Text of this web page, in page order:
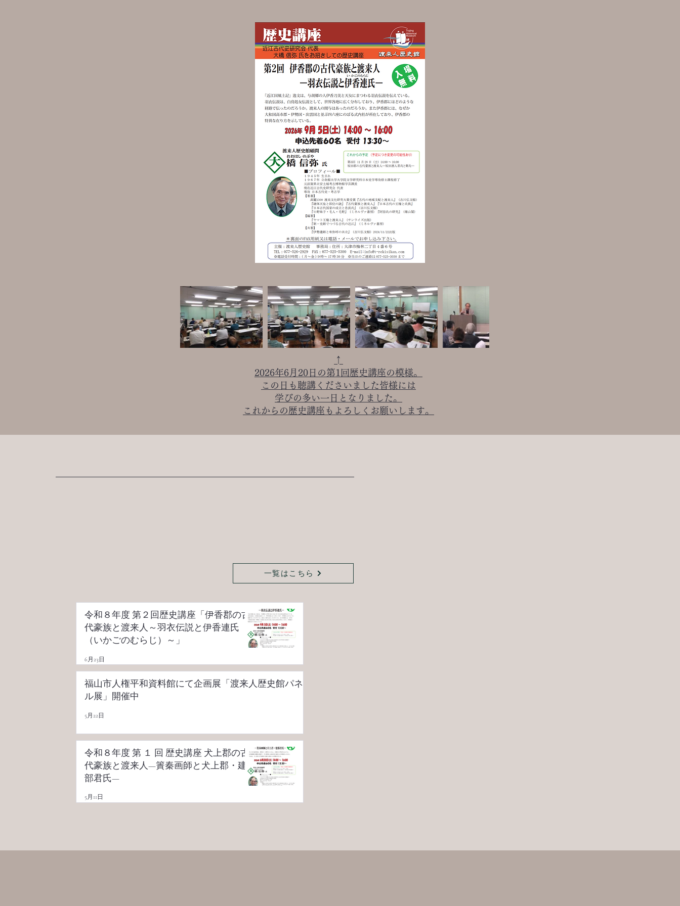
↑
2026年6月20日の第1回歴史講座の模様。
この日も聴講くださいました皆様には
学びの多い一日となりました。
これからの歴史講座もよろしくお願いします。
一覧はこちら
令和８年度 第２回歴史講座「伊香郡の古
代豪族と渡来人～羽衣伝説と伊香連氏
（いかごのむらじ）～」
6月23日
福山市人権平和資料館にて企画展「渡来人歴史館パネ
ル展」開催中
5月22日
令和８年度 第 １ 回 歴史講座 犬上郡の古
代豪族と渡来人—簀秦画師と犬上郡・建
部君氏—
5月11日